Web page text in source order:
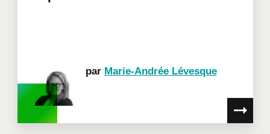
par Marie-Andrée Lévesque